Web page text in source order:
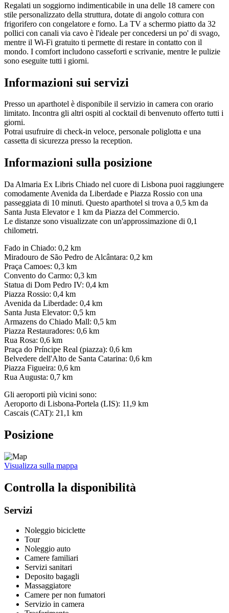
Regalati un soggiorno indimenticabile in una delle 18 camere con
stile personalizzato della struttura, dotate di angolo cottura con
frigorifero con congelatore e forno. La TV a schermo piatto da 32
pollici con canali via cavo è l'ideale per concedersi un po' di svago,
mentre il Wi-Fi gratuito ti permette di restare in contatto con il
mondo. I comfort includono casseforti e scrivanie, mentre le pulizie
sono eseguite tutti i giorni.
Informazioni sui servizi
Presso un aparthotel è disponibile il servizio in camera con orario
limitato. Incontra gli altri ospiti al cocktail di benvenuto offerto tutti i
giorni.
Potrai usufruire di check-in veloce, personale poliglotta e una
cassetta di sicurezza presso la reception.
Informazioni sulla posizione
Da Almaria Ex Libris Chiado nel cuore di Lisbona puoi raggiungere
comodamente Avenida da Liberdade e Piazza Rossio con una
passeggiata di 10 minuti. Questo aparthotel si trova a 0,5 km da
Santa Justa Elevator e 1 km da Piazza del Commercio.
Le distanze sono visualizzate con un'approssimazione di 0,1
chilometri.
Fado in Chiado: 0,2 km
Miradouro de São Pedro de Alcântara: 0,2 km
Praça Camoes: 0,3 km
Convento do Carmo: 0,3 km
Statua di Dom Pedro IV: 0,4 km
Piazza Rossio: 0,4 km
Avenida da Liberdade: 0,4 km
Santa Justa Elevator: 0,5 km
Armazens do Chiado Mall: 0,5 km
Piazza Restauradores: 0,6 km
Rua Rosa: 0,6 km
Praça do Príncipe Real (piazza): 0,6 km
Belvedere dell'Alto de Santa Catarina: 0,6 km
Piazza Figueira: 0,6 km
Rua Augusta: 0,7 km
Gli aeroporti più vicini sono:
Aeroporto di Lisbona-Portela (LIS): 11,9 km
Cascais (CAT): 21,1 km
Posizione
Visualizza sulla mappa
Controlla la disponibilità
Servizi
Noleggio biciclette
Tour
Noleggio auto
Camere familiari
Servizi sanitari
Deposito bagagli
Massaggiatore
Camere per non fumatori
Servizio in camera